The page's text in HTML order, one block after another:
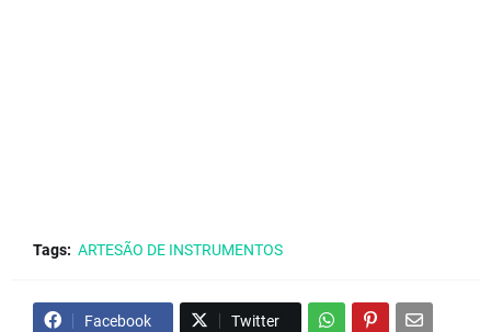
Tags: ARTESÃO DE INSTRUMENTOS
Facebook Twitter